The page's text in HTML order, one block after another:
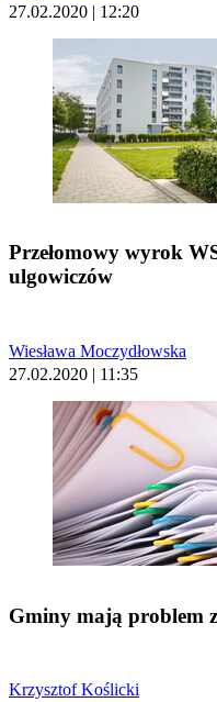
27.02.2020 | 12:20
Przełomowy wyrok
ulgowiczów
Wiesława Moczydłowska
27.02.2020 | 11:35
Gminy mają problem
Krzysztof Koślicki